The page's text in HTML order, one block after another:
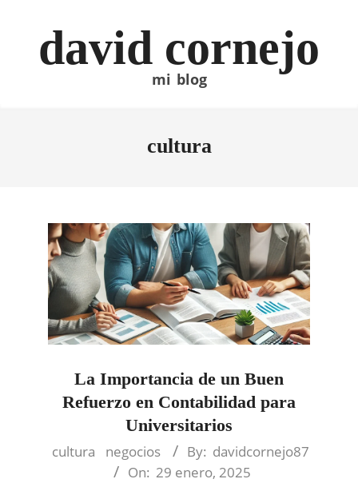
contentdavid cornejo
mi blog
cultura
La Importancia de un Buen
Refuerzo en Contabilidad para
Universitarios
2025-
cultura negocios By: davidcornejo87
On: 29 enero, 2025